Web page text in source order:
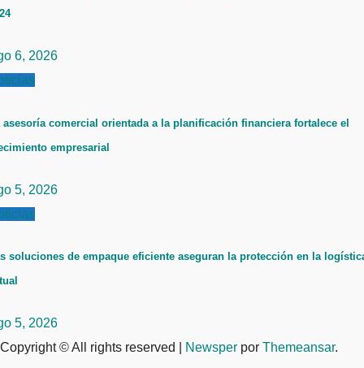
6, 2026
asesoría comercial orientada a la planificación financiera fortalece el
empresarial
5, 2026
soluciones de empaque eficiente aseguran la protección en la
5, 2026
Copyright © All rights reserved
Newsper por Themeansar.